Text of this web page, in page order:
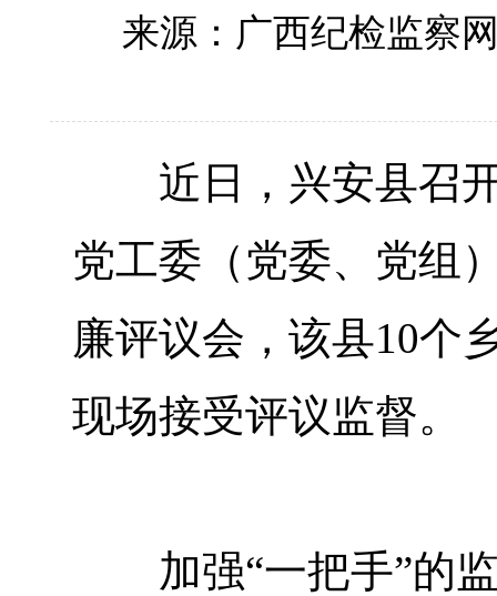
来源：广西纪检监察
近日，兴安县召开
党工委（党委、党组
廉评议会，该县10个
现场接受评议监督。
加强“一把手”的监